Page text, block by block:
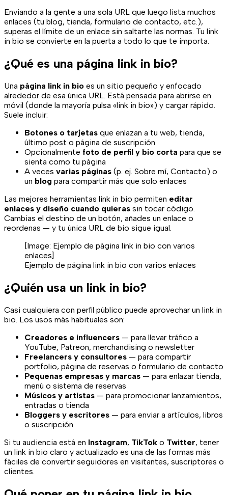
Enviando a la gente a una sola URL que luego lista muchos
enlaces (tu blog, tienda, formulario de contacto, etc.),
superas el límite de un enlace sin saltarte las normas. Tu link
in bio se convierte en la puerta a todo lo que te importa.
¿Qué es una página link in bio?
Una página link in bio es un sitio pequeño y enfocado
alrededor de esa única URL. Está pensada para abrirse en
móvil (donde la mayoría pulsa «link in bio») y cargar rápido.
Suele incluir:
Botones o tarjetas que enlazan a tu web, tienda,
último post o página de suscripción
Opcionalmente foto de perfil y bio corta para que se
sienta como tu página
A veces varias páginas (p. ej. Sobre mí, Contacto) o
un blog para compartir más que solo enlaces
Las mejores herramientas link in bio permiten editar
enlaces y diseño cuando quieras sin tocar código.
Cambias el destino de un botón, añades un enlace o
reordenas — y tu única URL de bio sigue igual.
[Image: Ejemplo de página link in bio con varios
enlaces]
Ejemplo de página link in bio con varios enlaces
¿Quién usa un link in bio?
Casi cualquiera con perfil público puede aprovechar un link in
bio. Los usos más habituales son:
Creadores e influencers — para llevar tráfico a
YouTube, Patreon, merchandising o newsletter
Freelancers y consultores — para compartir
portfolio, página de reservas o formulario de contacto
Pequeñas empresas y marcas — para enlazar tienda,
menú o sistema de reservas
Músicos y artistas — para promocionar lanzamientos,
entradas o tienda
Bloggers y escritores — para enviar a artículos, libros
o suscripción
Si tu audiencia está en Instagram, TikTok o Twitter, tener
un link in bio claro y actualizado es una de las formas más
fáciles de convertir seguidores en visitantes, suscriptores o
clientes.